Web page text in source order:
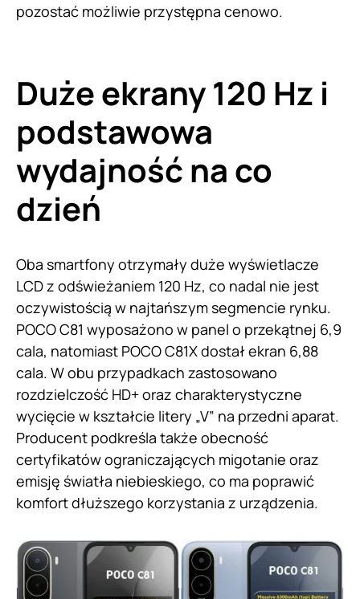
pozostać możliwie przystępna cenowo.
Duże ekrany 120 Hz i
podstawowa
wydajność na co
dzień
Oba smartfony otrzymały duże wyświetlacze
LCD z odświeżaniem 120 Hz, co nadal nie jest
oczywistością w najtańszym segmencie rynku.
POCO C81 wyposażono w panel o przekątnej 6,9
cala, natomiast POCO C81X dostał ekran 6,88
cala. W obu przypadkach zastosowano
rozdzielczość HD+ oraz charakterystyczne
wycięcie w kształcie litery „V” na przedni aparat.
Producent podkreśla także obecność
certyfikatów ograniczających migotanie oraz
emisję światła niebieskiego, co ma poprawić
komfort dłuższego korzystania z urządzenia.